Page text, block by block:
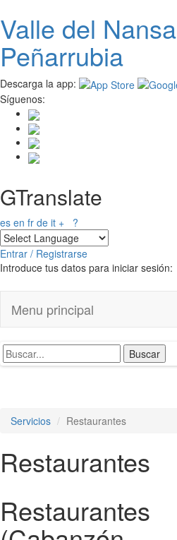
Pasar
al
contenido
principal
Valle del Nansa
Peñarrubia
Descarga la app:
Síguenos:
GTranslate
es en fr de it + ?
Entrar / Registrarse
Introduce tus datos para iniciar sesión:
Menu principal
Servicios Restaurantes
Restaurantes
Restaurantes